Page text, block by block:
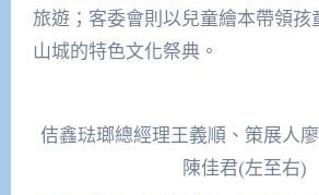
旅遊；客委會則以兒童繪本帶領孩
山城的特色文化祭典。
佶鑫琺瑯總經理王義順、策展人
陳佳君(左至右)